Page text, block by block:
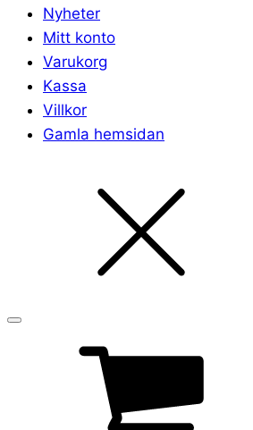
Nyheter
Mitt konto
Varukorg
Kassa
Villkor
Gamla hemsidan